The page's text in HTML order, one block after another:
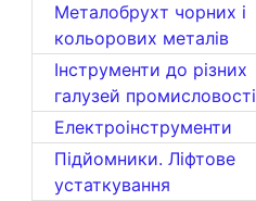
Металобрухт чорних і
кольорових металів
Інструменти до різних
галузей промисловості
Електроінструменти
Підйомники. Ліфтове
устаткування